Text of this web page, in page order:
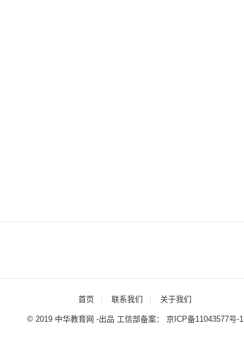
首页 联系我们 关于我们
© 2019 中华教育网 -出品 工信部备案： 京ICP备11043577号-1